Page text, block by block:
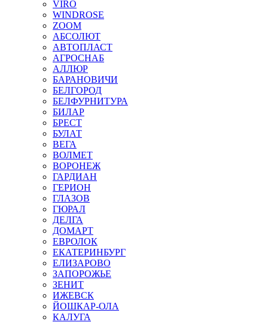
VIRO
WINDROSE
ZOOM
АБСОЛЮТ
АВТОПЛАСТ
АГРОСНАБ
АЛЛЮР
БАРАНОВИЧИ
БЕЛГОРОД
БЕЛФУРНИТУРА
БИЛАР
БРЕСТ
БУЛАТ
ВЕГА
ВОЛМЕТ
ВОРОНЕЖ
ГАРДИАН
ГЕРИОН
ГЛАЗОВ
ГЮРАЛ
ДЕЛГА
ДОМАРТ
ЕВРОЛОК
ЕКАТЕРИНБУРГ
ЕЛИЗАРОВО
ЗАПОРОЖЬЕ
ЗЕНИТ
ИЖЕВСК
ЙОШКАР-ОЛА
КАЛУГА